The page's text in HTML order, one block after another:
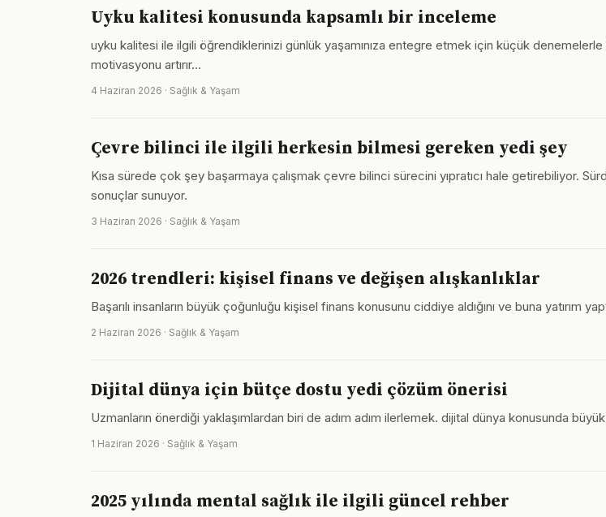
Uyku kalitesi konusunda kapsamlı bir inceleme
uyku kalitesi ile ilgili öğrendiklerinizi günlük yaşamınıza entegre etmek için küçük
motivasyonu artırır…
4 Haziran 2026 · Sağlık & Yaşam
Çevre bilinci ile ilgili herkesin bilmesi gereken yedi şey
Kısa sürede çok şey başarmaya çalışmak çevre bilinci sürecini yıpratıcı hale getirebiliyor.
sonuçlar sunuyor.
3 Haziran 2026 · Sağlık & Yaşam
2026 trendleri: kişisel finans ve değişen alışkanlıklar
Başarılı insanların büyük çoğunluğu kişisel finans konusunu ciddiye aldığını ve buna yatırım
2 Haziran 2026 · Sağlık & Yaşam
Dijital dünya için bütçe dostu yedi çözüm önerisi
Uzmanların önerdiği yaklaşımlardan biri de adım adım ilerlemek. dijital dünya konusunda
1 Haziran 2026 · Sağlık & Yaşam
2025 yılında mental sağlık ile ilgili güncel rehber